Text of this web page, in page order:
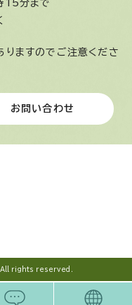
15分まで
ますのでご注意くださ
お問い合わせ
rights reserved.